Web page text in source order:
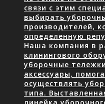
связи с этим
выбирать
производителей,
определенную
Наша компания в
клинингового
уборочные
аксессуары,
осуществлять
типа.